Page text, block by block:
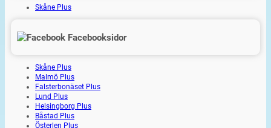
Skåne Plus
Facebooksidor
Skåne Plus
Malmö Plus
Falsterbonäset Plus
Lund Plus
Helsingborg Plus
Båstad Plus
Österlen Plus